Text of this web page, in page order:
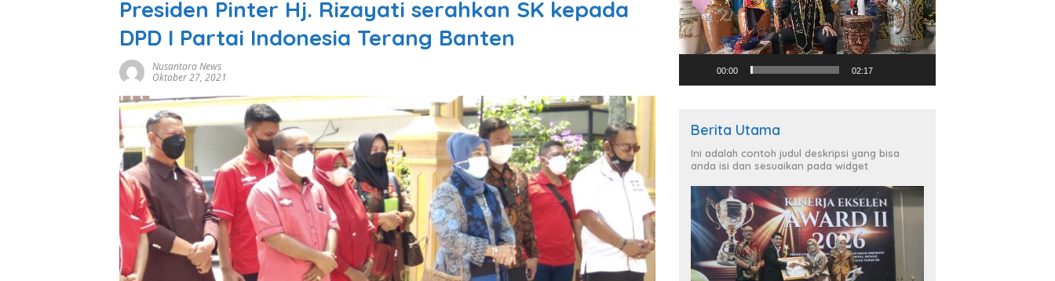
Presiden Pinter Hj. Rizayati serahkan SK kepada
DPD I Partai Indonesia Terang Banten
Nusantara News
Oktober 27, 2021
00:00 02:17
Berita Utama
Ini adalah contoh judul deskripsi yang bisa
anda isi dan sesuaikan pada widget